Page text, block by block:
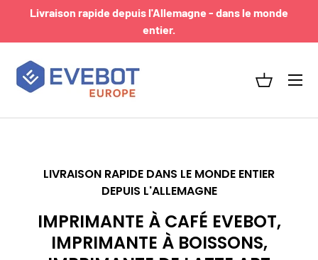
Livraison rapide depuis l'Allemagne - dans le monde
entier.
Panier
Menu
LIVRAISON RAPIDE DANS LE MONDE ENTIER
DEPUIS L'ALLEMAGNE
IMPRIMANTE À CAFÉ EVEBOT,
IMPRIMANTE À BOISSONS,